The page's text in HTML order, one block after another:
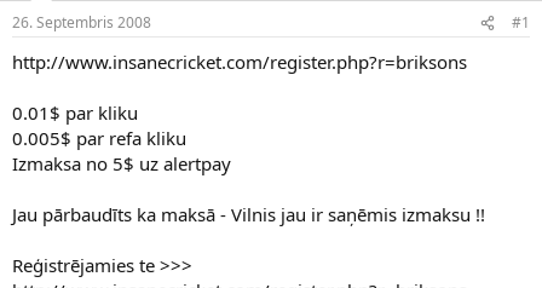
n
a
u
s
ā
c
s
a
u
s
26. Septembris 2008 #1
http://www.insanecricket.com/register.php?r=briksons
0.01$ par kliku
0.005$ par refa kliku
Izmaksa no 5$ uz alertpay
Jau pārbaudīts ka maksā - Vilnis jau ir saņēmis izmaksu !!
Reģistrējamies te >>>